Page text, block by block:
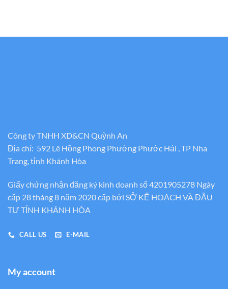
Công ty TNHH XD&CN Quỳnh An
Địa chỉ: 592 Lê Hồng Phong Phường Phước Hải , TP Nha
Trang, tỉnh Khánh Hòa
Giấy chứng nhận đăng ký kinh doanh số 4201905278 Ngày
cấp 28 tháng 8 năm 2020 cấp bới SỞ KẾ HOẠCH VÀ ĐẦU
TƯ TỈNH KHÁNH HÒA
CALL US E-MAIL
My account